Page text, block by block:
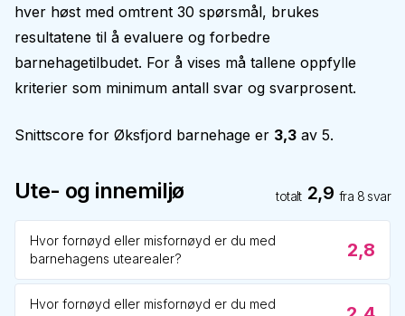
hver høst med omtrent 30 spørsmål, brukes
resultatene til å evaluere og forbedre
barnehagetilbudet. For å vises må tallene oppfylle
kriterier som minimum antall svar og svarprosent.
Snittscore for Øksfjord barnehage er 3,3 av 5.
Ute- og innemiljø totalt 2,9 fra 8 svar
Hvor fornøyd eller misfornøyd er du med
barnehagens utearealer?
2,8
Hvor fornøyd eller misfornøyd er du med